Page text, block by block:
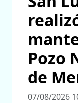
Pozo
de
07/08/2026